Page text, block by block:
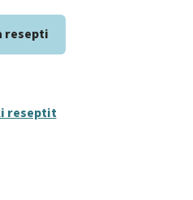
resepti
reseptit